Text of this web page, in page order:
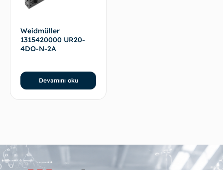
Weidmüller
1315420000 UR20-
4DO-N-2A
Devamını oku